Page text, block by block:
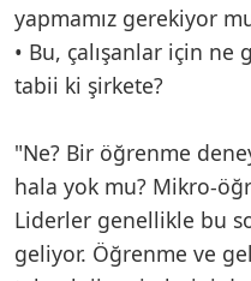
yapmamız gerekiyor
• Bu, çalışanlar için ne
tabii ki şirkete?
"Ne? Bir öğrenme
hala yok mu? Mikro-
Liderler genellikle bu
geliyor. Öğrenme ve